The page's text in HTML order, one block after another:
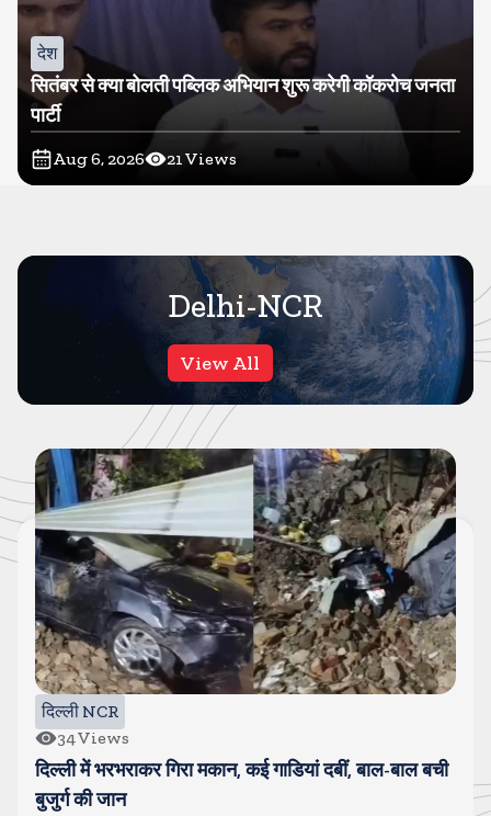
देश
सितंबर से क्या बोलती पब्लिक अभियान शुरू करेगी कॉकरोच जनता
पार्टी
Aug 6, 2026 21Views
Delhi-NCR
View All
नोएडा/ग्रेटर नोएडा
11Views
नोएडा में बुजुर्ग व्यापारी और बेटे की बुरी तरह पिटाई